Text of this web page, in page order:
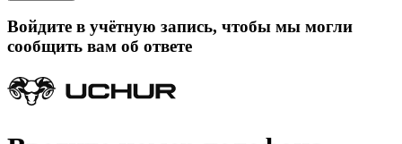
Войдите в учётную запись, чтобы мы могли
сообщить вам об ответе